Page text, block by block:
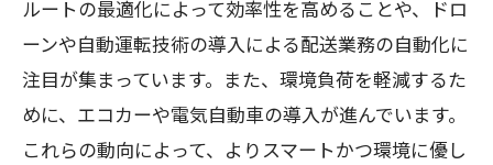
ルートの最適化によって効率性を高めることや、ドロ
ーンや自動運転技術の導入による配送業務の自動化に
注目が集まっています。また、環境負荷を軽減するた
めに、エコカーや電気自動車の導入が進んでいます。
これらの動向によって、よりスマートかつ環境に優し